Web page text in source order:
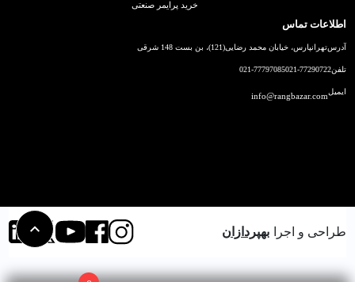
خرید پرایمر صنعتی
اطلاعات تماس
آدرستهرانپارس، خیابان محمد رضایی(121)، بن بست 148 شرقی
تلفن021-77290722
021-77797085
ایمیلinfo@rangbazar.com
طراحی و اجرا بهپردازان